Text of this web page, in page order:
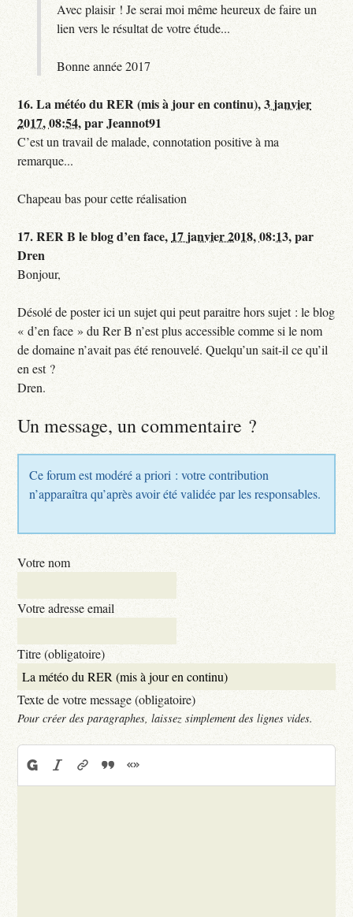
Avec plaisir ! Je serai moi même heureux de faire un
lien vers le résultat de votre étude...
Bonne année 2017
16.La météo du RER (mis à jour en continu),3 janvier
2017, 08:54,parJeannot91
C’est un travail de malade, connotation positive à ma
remarque...
Chapeau bas pour cette réalisation
17.RER B le blog d’en face, 17 janvier 2018, 08:13,par
Dren
Bonjour,
Désolé de poster ici un sujet qui peut paraitre hors sujet : le blog
« d’en face » du Rer B n’est plus accessible comme si le nom
de domaine n’avait pas été renouvelé. Quelqu’un sait-il ce qu’il
en est ?
Dren.
Un message, un commentaire ?
Ce forum est modéré a priori : votre contribution
n’apparaîtra qu’après avoir été validée par les responsables.
Votre nom
Votre adresse email
Titre (obligatoire)
Texte de votre message (obligatoire)
Pour créer des paragraphes, laissez simplement des lignes vides.